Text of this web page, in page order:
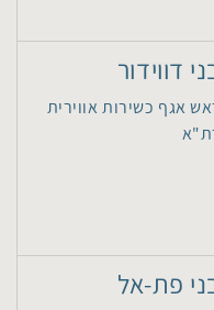
דווידור
אגף כשירות אווירית
פת-אל